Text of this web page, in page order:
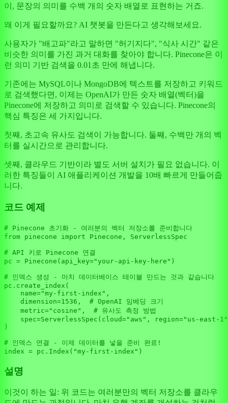
이, 문장의 의미를 수백 개의 숫자 배열로 표현하는 거죠.
왜 이게 필요할까요? AI 챗봇을 만든다고 생각해보세요.
사용자가 "배고파"라고 말하면 "허기지다", "식사 시간" 같은
비슷한 의미를 가진 과거 대화를 찾아야 합니다. Pinecone은 이
런 의미 기반 검색을 0.01초 만에 해냅니다.
기존에는 MySQL이나 MongoDB에 텍스트를 저장하고 키워드
로 검색했다면, 이제는 OpenAI가 만든 숫자 배열(벡터)을
Pinecone에 저장하고 의미로 검색할 수 있습니다. Pinecone의
핵심 특징은 세 가지입니다.
첫째, 초고속 유사도 검색이 가능합니다. 둘째, 수백만 개의 벡
터를 실시간으로 관리합니다.
셋째, 클라우드 기반이라 별도 서버 설치가 필요 없습니다. 이
러한 특징들이 AI 애플리케이션 개발을 10배 빠르게 만들어줍
니다.
코드 예제
# Pinecone 초기화 - 여러분의 벡터 저장소를 준비합니다
from pinecone import Pinecone, ServerlessSpec
# API 키로 Pinecone 연결
pc = Pinecone(api_key="your-api-key-here" )
# 인덱스 생성 - 마치 데이터베이스 테이블 만드는 것과 같습니다
pc.create_index(
    name=
"my-first-index" ,
    dimension=
1536 , # OpenAI 임베딩 크기
    metric=
"cosine" , # 유사도 측정 방법
    spec=ServerlessSpec(cloud=
"aws" , region="us-east-1"
)
# 인덱스 연결 - 이제 데이터를 넣을 준비 완료!
index = pc.Index( "my-first-index"
설명
이것이 하는 일: 위 코드는 여러분만의 벡터 저장소를 클라우